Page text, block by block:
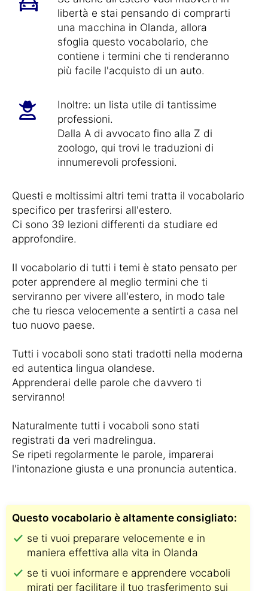
libertà e stai pensando di comprarti
una macchina in Olanda, allora
sfoglia questo vocabolario, che
contiene i termini che ti renderanno
più facile l'acquisto di un auto.
Inoltre: un lista utile di tantissime
professioni.
Dalla A di avvocato fino alla Z di
zoologo, qui trovi le traduzioni di
innumerevoli professioni.
Questi e moltissimi altri temi tratta il vocabolario
specifico per trasferirsi all'estero.
Ci sono 39 lezioni differenti da studiare ed
approfondire.
Il vocabolario di tutti i temi è stato pensato per
poter apprendere al meglio termini che ti
serviranno per vivere all'estero, in modo tale
che tu riesca velocemente a sentirti a casa nel
tuo nuovo paese.
Tutti i vocaboli sono stati tradotti nella moderna
ed autentica lingua olandese.
Apprenderai delle parole che davvero ti
serviranno!
Naturalmente tutti i vocaboli sono stati
registrati da veri madrelingua.
Se ripeti regolarmente le parole, imparerai
l'intonazione giusta e una pronuncia autentica.
Questo vocabolario è altamente consigliato:
se ti vuoi preparare velocemente e in
maniera effettiva alla vita in Olanda
se ti vuoi informare e apprendere vocaboli
mirati per facilitare il tuo trasferimento sui